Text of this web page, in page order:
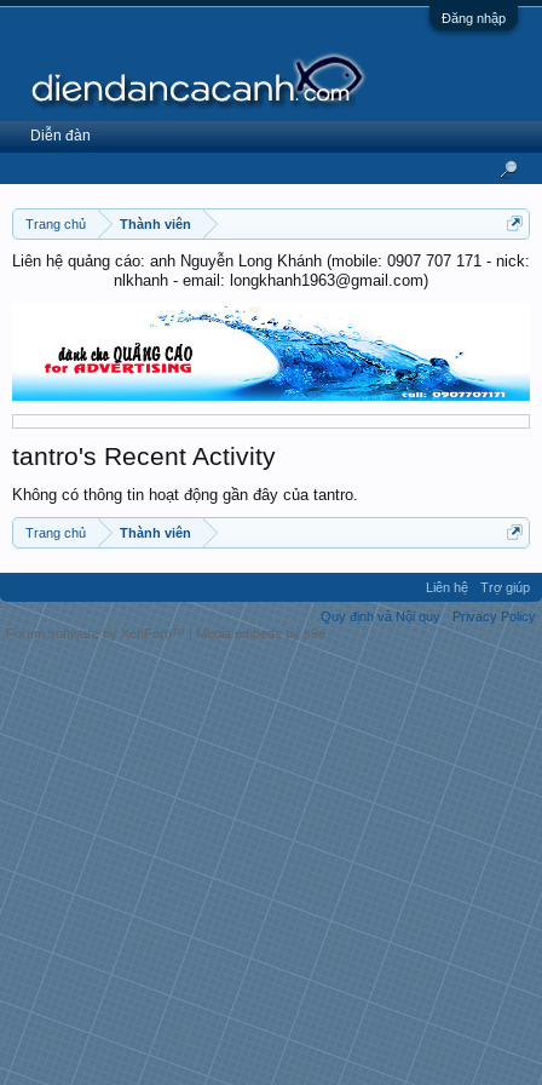
Đăng nhập
Trang chủ Thành viên
Liên hệ quảng cáo: anh Nguyễn Long Khánh (mobile: 0907 707 171 - nick:
nlkhanh - email: longkhanh1963@gmail.com)
tantro's Recent Activity
Không có thông tin hoạt động gần đây của tantro.
Trang chủ Thành viên
Diễn đàn
Liên hệ
Trợ giúp
Quy định và Nội quy
Privacy Policy
Forum software by XenForo™ | Media embeds by s9e